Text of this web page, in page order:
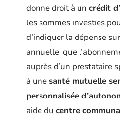
donne droit à un crédit
les sommes investies
d’indiquer la dépense
annuelle, que
auprès d’un prestataire
à unesanté mutuelle
personnalisée
aide du centre